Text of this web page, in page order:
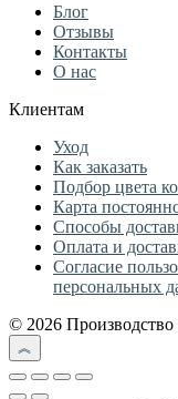
Блог
Отзывы
Контакты
О нас
Клиентам
Уход
Как заказать
Подбор цвета
Карта
Способы
Оплата и
Согласие
персональных
© 2026